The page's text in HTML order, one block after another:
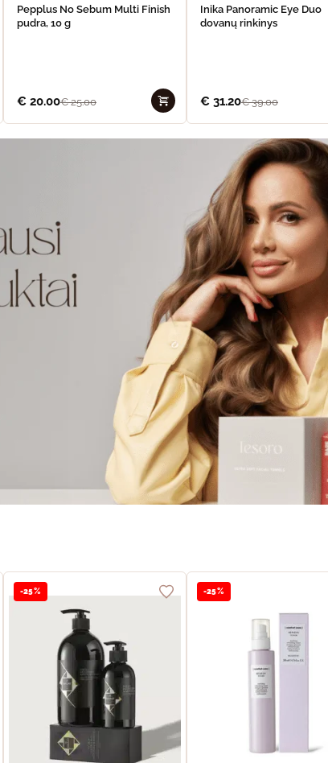
Pepplus No Sebum Multi Finish
pudra, 10 g
€ 20.00€25.00
Inika Panoramic Eye Duo
dovanų rinkinys
€ 31.20€39.00
-25% -25%